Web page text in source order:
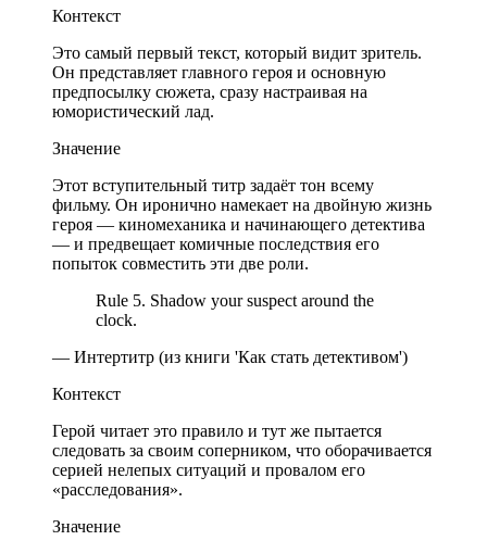
Контекст
Это самый первый текст, который видит зритель.
Он представляет главного героя и основную
предпосылку сюжета, сразу настраивая на
юмористический лад.
Значение
Этот вступительный титр задаёт тон всему
фильму. Он иронично намекает на двойную жизнь
героя — киномеханика и начинающего детектива
— и предвещает комичные последствия его
попыток совместить эти две роли.
Rule 5. Shadow your suspect around the
clock.
— Интертитр (из книги 'Как стать детективом')
Контекст
Герой читает это правило и тут же пытается
следовать за своим соперником, что оборачивается
серией нелепых ситуаций и провалом его
«расследования».
Значение